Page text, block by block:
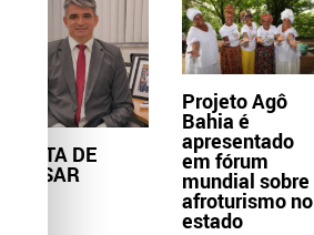
NOTA DE
PESAR
Projeto Agô
Bahia é
apresentado
em fórum
mundial sobre
afroturismo no
estado